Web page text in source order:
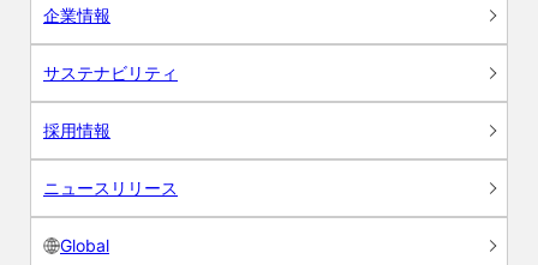
企業情報
サステナビリティ
採用情報
ニュースリリース
Global